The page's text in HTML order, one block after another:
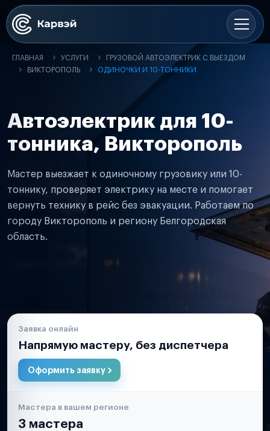
ГЛАВНАЯ УСЛУГИ
ГРУЗОВОЙ АВТОЭЛЕКТРИК С ВЫЕЗДОМ
ВИКТОРОПОЛЬ
ОДИНОЧКИ И 10-ТОННИКИ
Автоэлектрик для 10-
тонника, Викторополь
Мастер выезжает к одиночному грузовику или 10-
тоннику, проверяет электрику на месте и помогает
вернуть технику в рейс без эвакуации. Работаем по
городу Викторополь и региону Белгородская
область.
Заявка онлайн
Напрямую мастеру, без диспетчера
Оформить заявку
Мастера в вашем регионе
3 мастера